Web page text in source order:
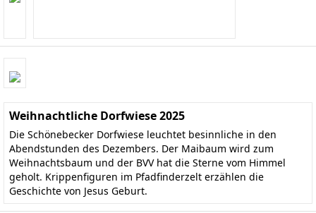
Weihnachtliche Dorfwiese 2025
Die Schönebecker Dorfwiese leuchtet besinnliche in den
Abendstunden des Dezembers. Der Maibaum wird zum
Weihnachtsbaum und der BVV hat die Sterne vom Himmel
geholt. Krippenfiguren im Pfadfinderzelt erzählen die
Geschichte von Jesus Geburt.